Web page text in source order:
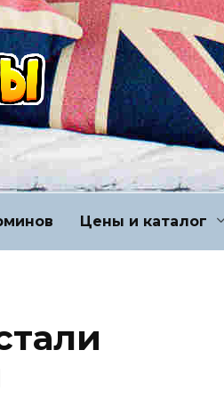
Цены и каталог